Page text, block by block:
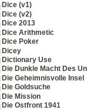
Dice (v1)
Dice (v2)
Dice 2013
Dice Arithmetic
Dice Poker
Dicey
Dictionary Use
Die Dunkle Macht Des
Die Geheimnisvolle Insel
Die Goldsuche
Die Mission
Die Ostfront 1941